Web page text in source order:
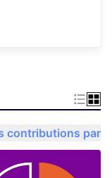
contributions par